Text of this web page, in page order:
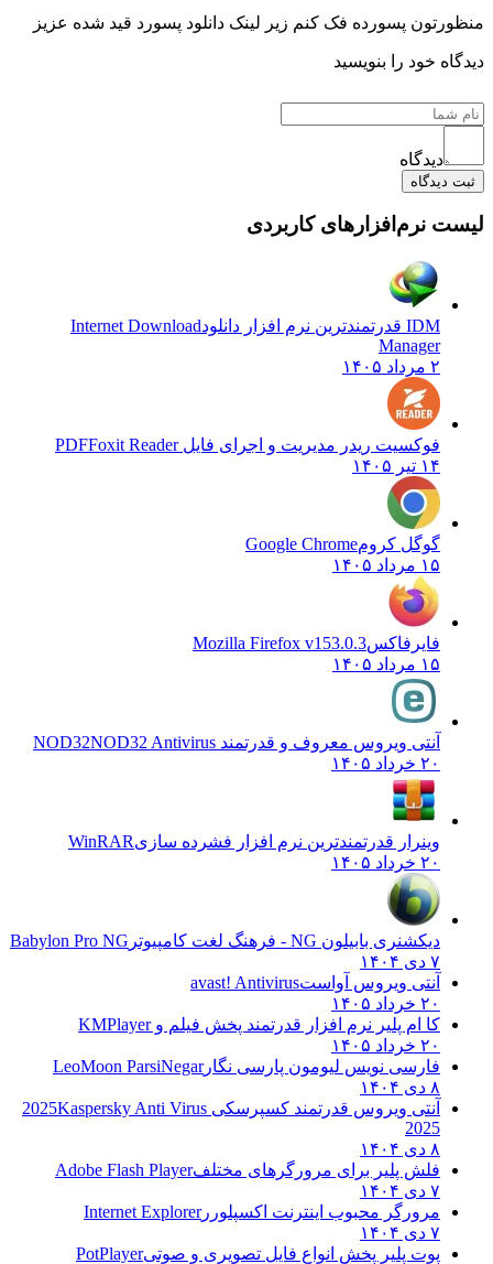
منظورتون پسورده فک کنم زیر لینک دانلود پسورد قید شده عزیز
دیدگاه خود را بنویسید
دیدگاه
ثبت دیدگاه
لیست نرم‌افزارهای کاربردی
IDM قدرتمندترین نرم افزار دانلود
Internet Download
Manager
۲ مرداد ۱۴۰۵
فوکسیت ریدر مدیریت و اجرای فایل PDFFoxit Reader
۱۴ تیر ۱۴۰۵
گوگل کرومGoogle Chrome
۱۵ مرداد ۱۴۰۵
فایرفاکسMozilla Firefox v153.0.3
۱۵ مرداد ۱۴۰۵
آنتی ویروس معروف و قدرتمند NOD32 NOD32 Antivirus
۲۰ خرداد ۱۴۰۵
وینرار قدرتمندترین نرم افزار فشرده سازیWinRAR
۲۰ خرداد ۱۴۰۵
دیکشنری بابیلون NG - فرهنگ لغت کامپیوتر
Babylon Pro NG
۷ دی ۱۴۰۴
آنتی ویروس آواستavast! Antivirus
۲۰ خرداد ۱۴۰۵
کا ام پلیر نرم افزار قدرتمند پخش فیلم وKMPlayer
۲۰ خرداد ۱۴۰۵
فارسی نویس لیومون پارسی نگارLeoMoon ParsiNegar
۸ دی ۱۴۰۴
آنتی ویروس قدرتمند کسپرسکی 2025 Kaspersky Anti Virus
2025
۸ دی ۱۴۰۴
فلش پلیر برای مرورگرهای مختلفAdobe Flash Player
۷ دی ۱۴۰۴
مرورگر محبوب اینترنت اکسپلوررInternet Explorer
۷ دی ۱۴۰۴
پوت پلیر پخش انواع فایل تصویری و صوتیPotPlayer